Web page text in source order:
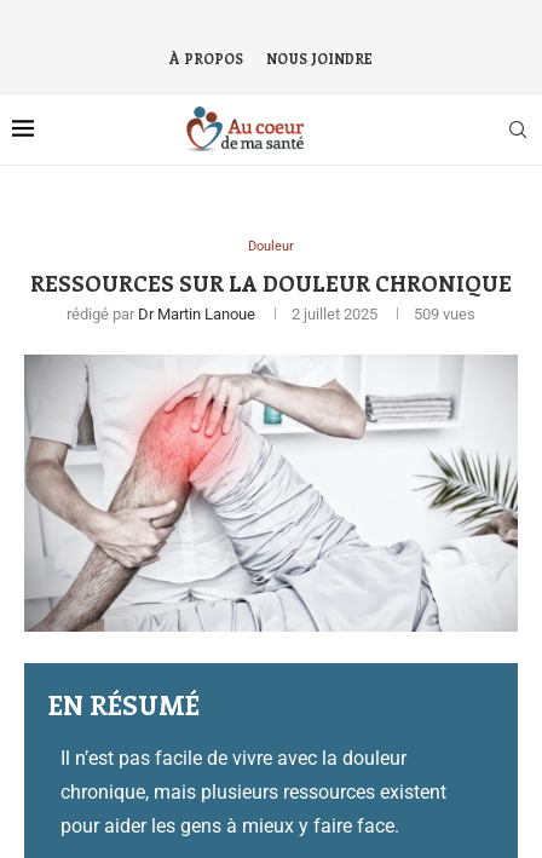
À PROPOS NOUS JOINDRE
Douleur
RESSOURCES SUR LA DOULEUR CHRONIQUE
rédigé par Dr Martin Lanoue 2 juillet 2025 509 vues
EN RÉSUMÉ
Il n’est pas facile de vivre avec la douleur
chronique, mais plusieurs ressources existent
pour aider les gens à mieux y faire face.